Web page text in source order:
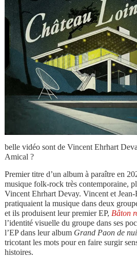
belle vidéo sont de Vincent Ehrhart
Amical ?
Premier titre d’un album à paraître en
musique folk-rock très contemporaine,
Vincent Ehrhart Devay. Vincent et
pratiquaient la musique dans deux
et ils produisent leur premier EP, Bâton
l’identité visuelle du groupe dans ses
l’EP dans leur album Grand Paon de
tricotant les mots pour en faire surgir
histoires.